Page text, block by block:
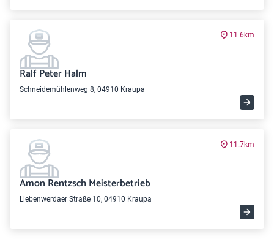
11.6km
Ralf Peter Halm
Schneidemühlenweg 8, 04910 Kraupa
11.7km
Amon Rentzsch Meisterbetrieb
Liebenwerdaer Straße 10, 04910 Kraupa